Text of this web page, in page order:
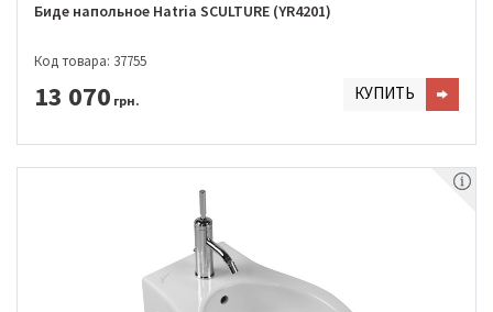
Биде напольное Hatria SCULTURE (YR4201)
Код товара: 37755
13 070 грн. КУПИТЬ